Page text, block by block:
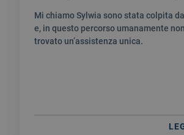
Mi chiamo Sylwia sono stata colpita
e, in questo percorso umanamente
trovato un’assistenza unica.